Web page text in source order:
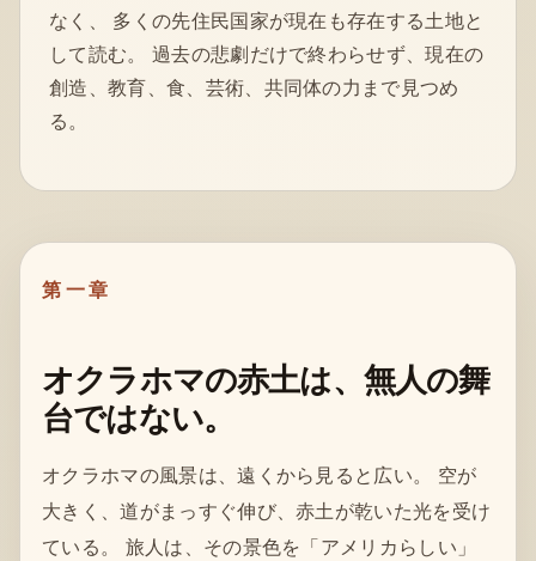
なく、 多くの先住民国家が現在も存在する土地と
して読む。 過去の悲劇だけで終わらせず、現在の
創造、教育、食、芸術、共同体の力まで見つめ
る。
第一章
オクラホマの赤土は、無人の舞
台ではない。
オクラホマの風景は、遠くから見ると広い。 空が
大きく、道がまっすぐ伸び、赤土が乾いた光を受け
ている。 旅人は、その景色を「アメリカらしい」